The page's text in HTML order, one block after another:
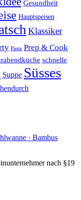
Gesundheit
Hauptspeisen
Klassiker
Pasta Prep & Cook
schnelle
Suppe Süsses
· Bambus
nach §19